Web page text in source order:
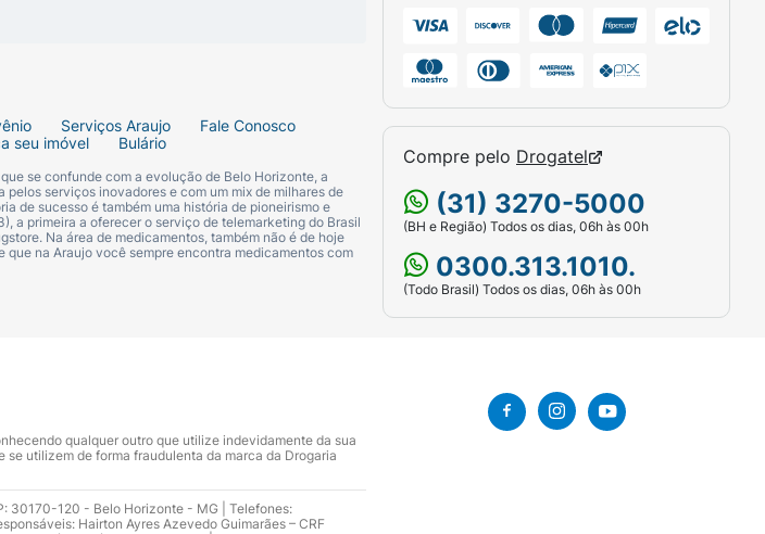
Serviços Araujo
Fale Conosco
seu imóvel Bulário
se confunde com a evolução de Belo Horizonte, a
serviços inovadores e com um mix de milhares de
de sucesso é também uma história de pioneirismo e
a primeira a oferecer o serviço de telemarketing do Brasil
Na área de medicamentos, também não é de hoje
que na Araujo você sempre encontra medicamentos com
Compre pelo Drogatel
(31) 3270-5000
(BH e Região) Todos os dias, 06h às 00h
0300.313.1010.
(Todo Brasil) Todos os dias, 06h às 00h
qualquer outro que utilize indevidamente da sua
utilizem de forma fraudulenta da marca da Drogaria
30170-120 - Belo Horizonte - MG | Telefones:
Hairton Ayres Azevedo Guimarães – CRF